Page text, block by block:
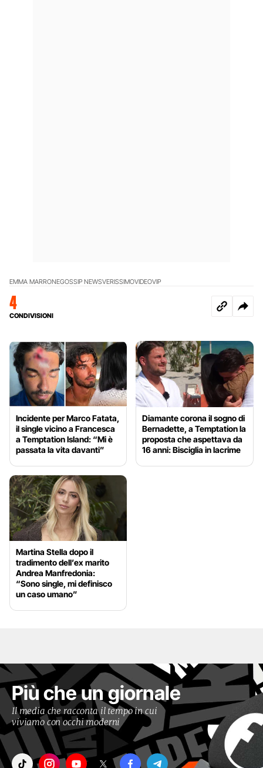
EMMA MARRONEGOSSIP NEWSVERISSIMOVIDEOVIP
4
CONDIVISIONI
Incidente per Marco Fatata,
il single vicino a Francesca
a Temptation Island: “Mi è
passata la vita davanti”
Diamante corona il sogno di
Bernadette, a Temptation la
proposta che aspettava da
16 anni: Bisciglia in lacrime
Martina Stella dopo il
tradimento dell’ex marito
Andrea Manfredonia:
“Sono single, mi definisco
un caso umano”
Più che un giornale
Il media che racconta il tempo in cui
viviamo con occhi moderni